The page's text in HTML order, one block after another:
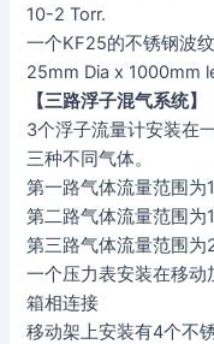
10-2 Torr.
一个KF25的不锈钢波
25mm Dia x 1000mm
【三路浮子混气系统】
3个浮子流量计安装在
三种不同气体。
第一路气体流量范围
第二路气体流量范围
第三路气体流量范围
一个压力表安装在移
箱相连接
移动架上安装有4个不